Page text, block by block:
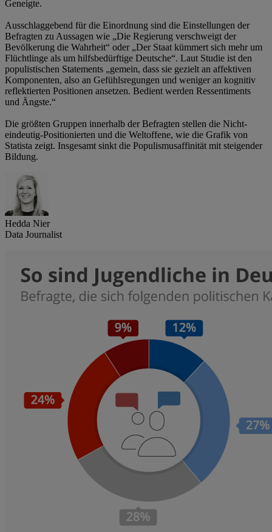
Geneigte.
Ausschlaggebend für die Einordnung sind die Einstellungen der
Befragten zu Aussagen wie „Die Regierung verschweigt der
Bevölkerung die Wahrheit“ oder „Der Staat kümmert sich mehr um
Flüchtlinge als um hilfsbedürftige Deutsche“. Laut Studie ist den
populistischen Statements „gemein, dass sie gezielt an affektiven
Komponenten, also an Gefühlsregungen und weniger an kognitiv
reflektierten Positionen ansetzen. Bedient werden Ressentiments
und Ängste.“
Die größten Gruppen innerhalb der Befragten stellen die Nicht-
eindeutig-Positionierten und die Weltoffene, wie die Grafik von
Statista zeigt. Insgesamt sinkt die Populismusaffinität mit steigender
Bildung.
Hedda Nier
Data Journalist